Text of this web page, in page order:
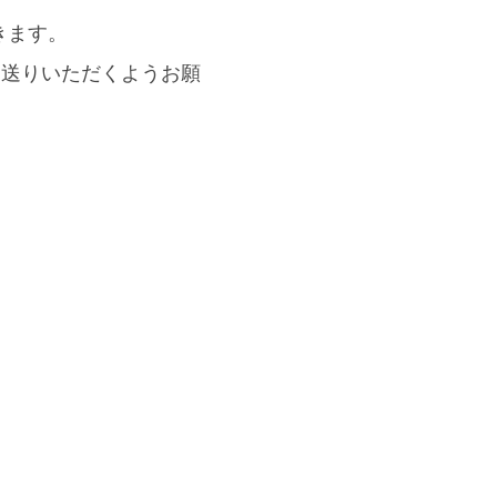
す。
りいただくようお願